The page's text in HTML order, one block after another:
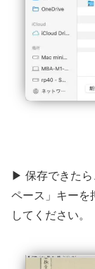
▶ 保存できたら
ペース」キーを
してください。